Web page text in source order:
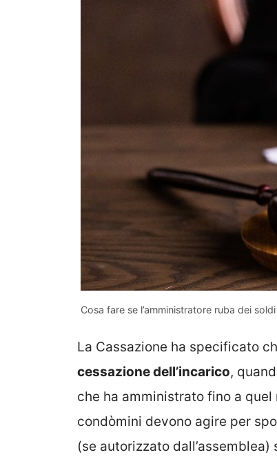
Cosa fare se l’amministratore ruba dei
La Cassazione ha specificato
cessazione dell’incarico,
che ha amministrato fino a quel
condòmini devono agire per
(se autorizzato